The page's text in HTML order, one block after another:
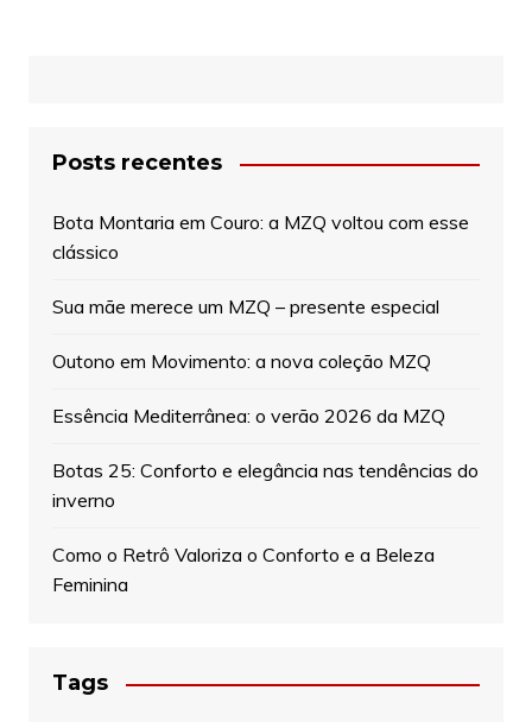
Posts recentes
Bota Montaria em Couro: a MZQ voltou com esse
clássico
Sua mãe merece um MZQ – presente especial
Outono em Movimento: a nova coleção MZQ
Essência Mediterrânea: o verão 2026 da MZQ
Botas 25: Conforto e elegância nas tendências do
inverno
Como o Retrô Valoriza o Conforto e a Beleza
Feminina
Tags